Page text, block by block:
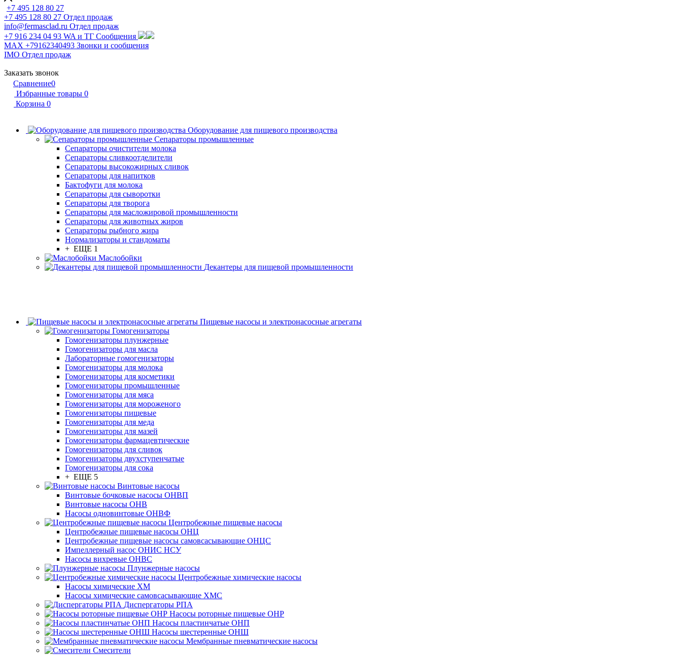
+7 495 128 80 27
+7 495 128 80 27 Отдел продаж
info@fermasclad.ru Отдел продаж
+7 916 234 04 93 WA и ТГ Сообщения
MAX +79162340493 Звонки и сообщения
IMO Отдел продаж
Заказать звонок
Сравнение0
Избранные товары 0
Корзина 0
Оборудование для пищевого производства
Сепараторы промышленные
Сепараторы очистители молока
Сепараторы сливкоотделители
Сепараторы высокожирных сливок
Сепараторы для напитков
Бактофуги для молока
Сепараторы для сыворотки
Сепараторы для творога
Сепараторы для масложировой промышленности
Сепараторы для животных жиров
Сепараторы рыбного жира
Нормализаторы и стандоматы
+ ЕЩЕ 1
Маслобойки
Декантеры для пищевой промышленности
Пищевые насосы и электронасосные агрегаты
Гомогенизаторы
Гомогенизаторы плунжерные
Гомогенизаторы для масла
Лабораторные гомогенизаторы
Гомогенизаторы для молока
Гомогенизаторы для косметики
Гомогенизаторы промышленные
Гомогенизаторы для мяса
Гомогенизаторы для мороженого
Гомогенизаторы пищевые
Гомогенизаторы для меда
Гомогенизаторы для мазей
Гомогенизаторы фармацевтические
Гомогенизаторы для сливок
Гомогенизаторы двухступенчатые
Гомогенизаторы для сока
+ ЕЩЕ 5
Винтовые насосы
Винтовые бочковые насосы ОНВП
Винтовые насосы ОНВ
Насосы одновинтовые ОНВФ
Центробежные пищевые насосы
Центробежные пищевые насосы ОНЦ
Центробежные пищевые насосы самовсасывающие ОНЦС
Импеллерный насос ОНИС НСУ
Насосы вихревые ОНВС
Плунжерные насосы
Центробежные химические насосы
Насосы химические ХМ
Насосы химические самовсасывающие ХМС
Диспергаторы РПА
Насосы роторные пищевые ОНР
Насосы пластинчатые ОНП
Насосы шестеренные ОНШ
Мембранные пневматические насосы
Смесители